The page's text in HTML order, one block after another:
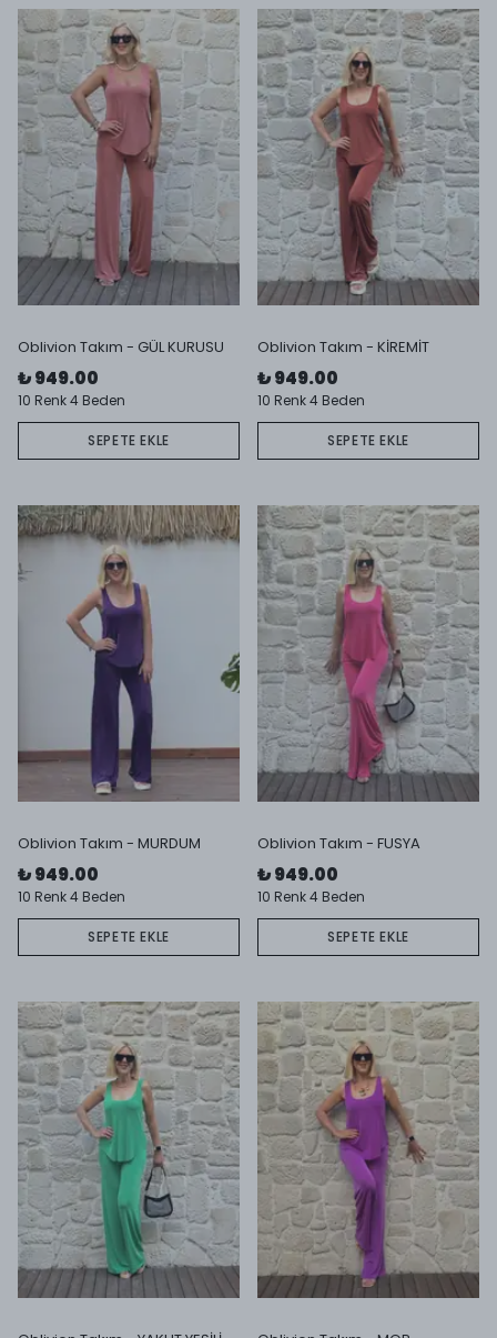
Oblivion Takım - GÜL KURUSU
₺ 949.00
10 Renk 4 Beden
SEPETE EKLE
Oblivion Takım - KİREMİT
₺ 949.00
10 Renk 4 Beden
SEPETE EKLE
Oblivion Takım - MURDUM
₺ 949.00
10 Renk 4 Beden
SEPETE EKLE
Oblivion Takım - FUSYA
₺ 949.00
10 Renk 4 Beden
SEPETE EKLE